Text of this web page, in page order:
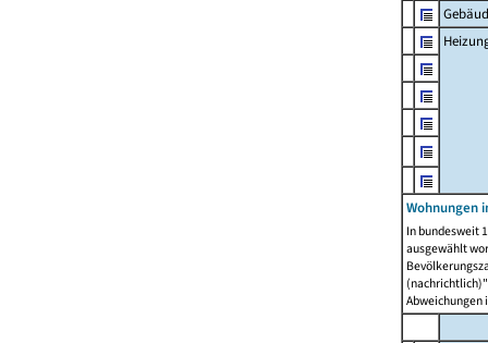
Wohnungen
In bundesweit
ausgewählt
Abweichungen